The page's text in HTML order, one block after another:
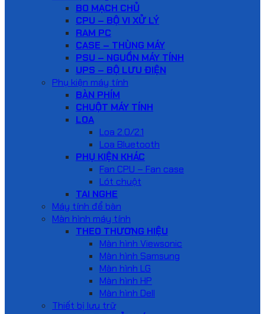
BO MẠCH CHỦ
CPU – BỘ VI XỬ LÝ
RAM PC
CASE – THÙNG MÁY
PSU – NGUỒN MÁY TÍNH
UPS – BỘ LƯU ĐIỆN
Phụ kiện máy tính
BÀN PHÍM
CHUỘT MÁY TÍNH
LOA
Loa 2.0/2.1
Loa Bluetooth
PHỤ KIỆN KHÁC
Fan CPU – Fan case
Lót chuột
TAI NGHE
Máy tính để bàn
Màn hình máy tính
THEO THƯƠNG HIỆU
Màn hình Viewsonic
Màn hình Samsung
Màn hình LG
Màn hình HP
Màn hình Dell
Thiết bị lưu trữ